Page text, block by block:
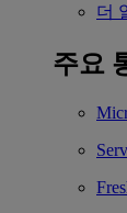
더
주요